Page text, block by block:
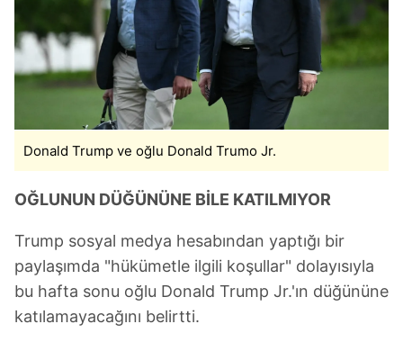
Donald Trump ve oğlu Donald Trumo Jr.
OĞLUNUN DÜĞÜNÜNE BİLE KATILMIYOR
Trump sosyal medya hesabından yaptığı bir
paylaşımda "hükümetle ilgili koşullar" dolayısıyla
bu hafta sonu oğlu Donald Trump Jr.'ın düğününe
katılamayacağını belirtti.